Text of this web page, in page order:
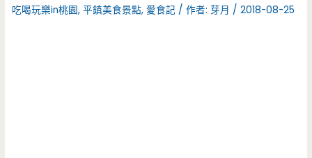
吃喝玩樂in桃園,平鎮美食景點, 愛食記 / 作者:芽月 /2018-08-25